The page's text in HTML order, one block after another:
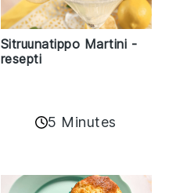
Sitruunatippo Martini -
resepti
5 Minutes